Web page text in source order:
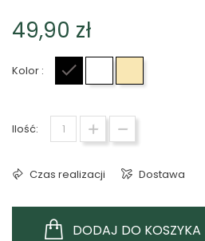
49,90 zł
Kolor :
Ilość:
Czas realizacji Dostawa
DODAJ DO KOSZYKA